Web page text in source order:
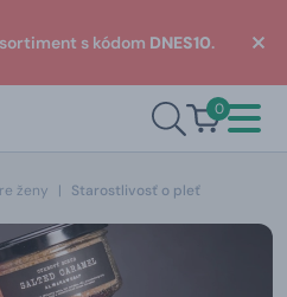
s kódom DNES10.
0
ženy | Starostlivosť o pleť